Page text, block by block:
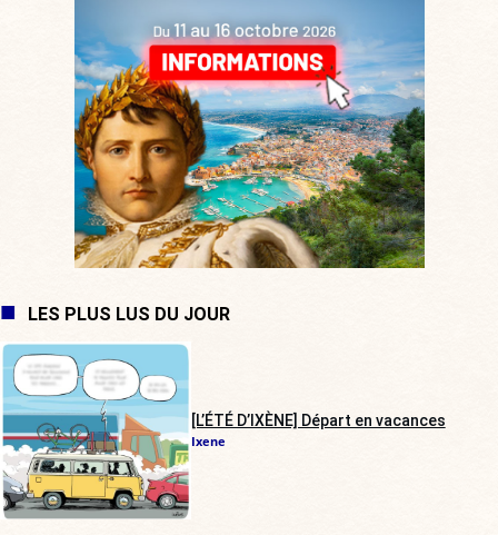
LES PLUS LUS DU JOUR
[L’ÉTÉ D’IXÈNE] Départ en vacances
Ixene